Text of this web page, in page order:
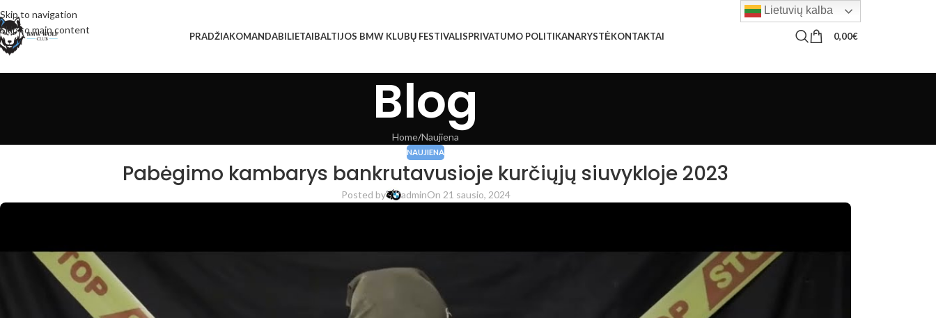
Skip to navigation
Skip to main content
PRADŽIAKOMANDABILIETAIBALTIJOS BMW KLUBŲ FESTIVALISPRIVATUMO POLITIKANARYSTĖKONTAKTAI 0,00€
Blog
Home Naujiena
NAUJIENA
Pabėgimo kambarys bankrutavusioje kurčiųjų siuvykloje 2023
Posted by adminOn 21 sausio, 2024
Lietuvių kalba